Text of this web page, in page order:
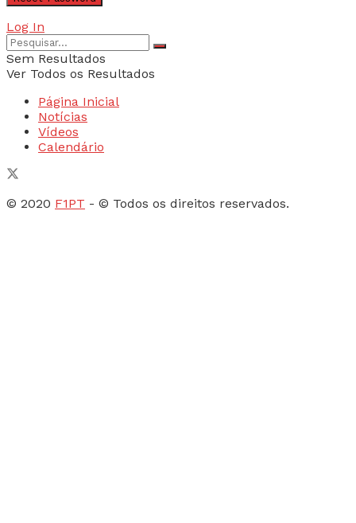
Log In
Sem Resultados
Ver Todos os Resultados
Página Inicial
Notícias
Vídeos
Calendário
© 2020 F1PT - © Todos os direitos reservados.